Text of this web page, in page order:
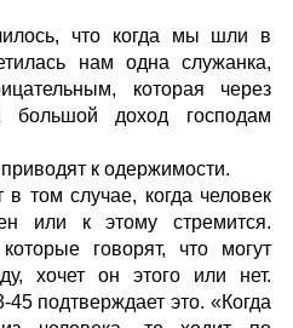
что когда мы шли в
нам одна служанка,
которая через
большой доход господам
к одержимости.
том случае, когда человек
или к этому стремится.
говорят, что могут
хочет он этого или нет.
подтверждает это. «Когда